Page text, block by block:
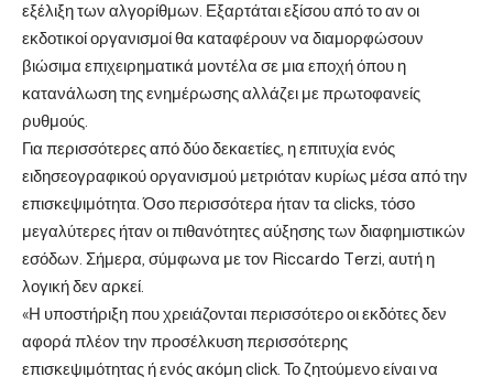
εξέλιξη των αλγορίθμων. Εξαρτάται εξίσου από το αν οι
εκδοτικοί οργανισμοί θα καταφέρουν να διαμορφώσουν
βιώσιμα επιχειρηματικά μοντέλα σε μια εποχή όπου η
κατανάλωση της ενημέρωσης αλλάζει με πρωτοφανείς
ρυθμούς.
Για περισσότερες από δύο δεκαετίες, η επιτυχία ενός
ειδησεογραφικού οργανισμού μετριόταν κυρίως μέσα από την
επισκεψιμότητα. Όσο περισσότερα ήταν τα clicks, τόσο
μεγαλύτερες ήταν οι πιθανότητες αύξησης των διαφημιστικών
εσόδων. Σήμερα, σύμφωνα με τον Riccardo Terzi, αυτή η
λογική δεν αρκεί.
«Η υποστήριξη που χρειάζονται περισσότερο οι εκδότες δεν
αφορά πλέον την προσέλκυση περισσότερης
επισκεψιμότητας ή ενός ακόμη click. Το ζητούμενο είναι να